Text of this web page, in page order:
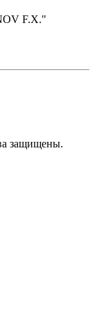
F.X."
защищены.